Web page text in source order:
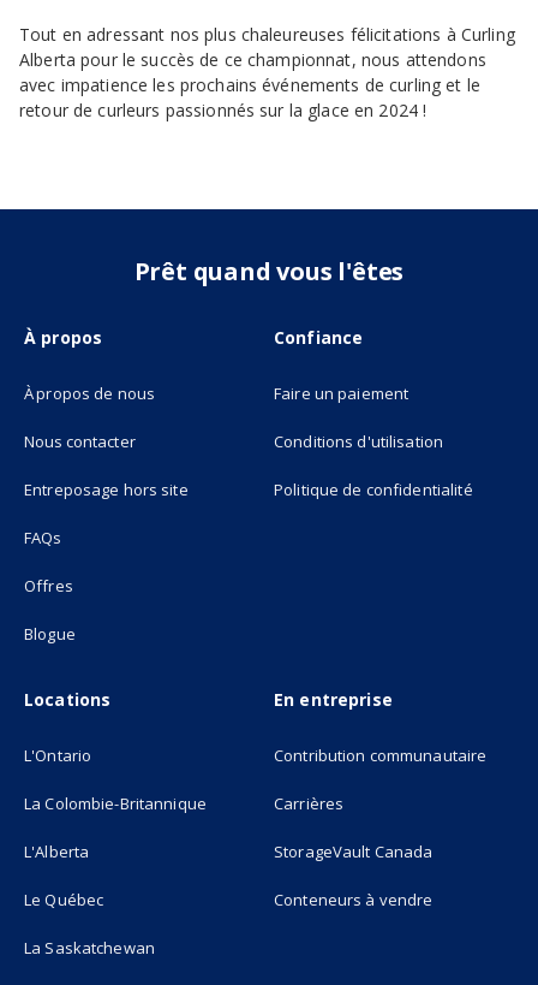
Tout en adressant nos plus chaleureuses félicitations à Curling
Alberta pour le succès de ce championnat, nous attendons
avec impatience les prochains événements de curling et le
retour de curleurs passionnés sur la glace en 2024 !
Prêt quand vous l'êtes
À propos
À propos de nous
Nous contacter
Entreposage hors site(opens in new tab)
FAQs
Offres
Blogue
Confiance
Faire un paiement
Conditions d'utilisation
Politique de confidentialité
Locations
L'Ontario
La Colombie-Britannique
L'Alberta
Le Québec
La Saskatchewan
En entreprise
Contribution communautaire
Carrières
StorageVault Canada
Conteneurs à vendre